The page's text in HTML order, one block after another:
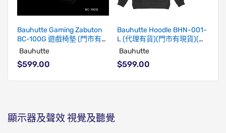
Bauhutte Gaming Zabuton
BC-100G 遊戲椅墊 (門市有現
貨)(代理有貨)(包送順豐站)
Bauhutte
$599.00
Bauhutte Hoodle BHN-001-
L (代理有貨)(門市有現貨)(包
送順豐站)
Bauhutte
$599.00
顯示器及聲效視覺及聽覺